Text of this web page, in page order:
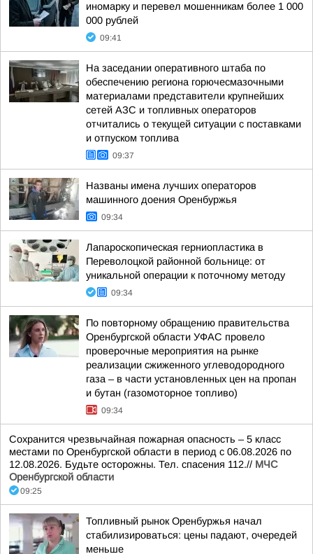
иномарку и перевел мошенникам более 1 000
000 рублей
09:41
На заседании оперативного штаба по
обеспечению региона горючесмазочными
материалами представители крупнейших
сетей АЗС и топливных операторов
отчитались о текущей ситуации с поставками
и отпуском топлива
09:37
Названы имена лучших операторов
машинного доения Оренбуржья
09:34
Лапароскопическая герниопластика в
Переволоцкой районной больнице: от
уникальной операции к поточному методу
09:34
По повторному обращению правительства
Оренбургской области УФАС провело
проверочные мероприятия на рынке
реализации сжиженного углеводородного
газа – в части установленных цен на пропан
и бутан (газомоторное топливо)
09:34
Сохранится чрезвычайная пожарная опасность – 5 класс
местами по Оренбургской области в период с 06.08.2026 по
12.08.2026. Будьте осторожны. Тел. спасения 112.// МЧС
Оренбургской области
09:25
Топливный рынок Оренбуржья начал
стабилизироваться: цены падают, очередей
меньше